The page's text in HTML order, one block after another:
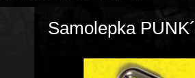
Samolepka